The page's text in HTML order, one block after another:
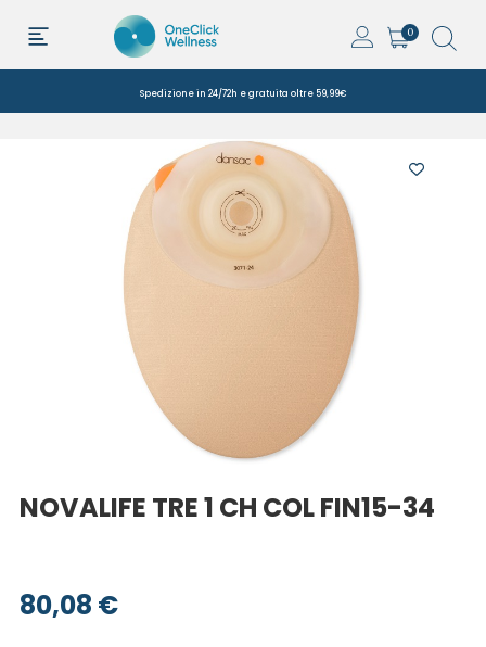
0
Spedizione in 24/72h e gratuita oltre 59,99€
NOVALIFE TRE 1 CH COL FIN15-34
80,08 €